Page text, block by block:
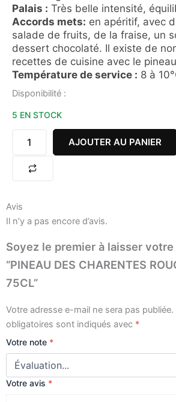
Palais : Très belle intensité,
Accords mets: en apéritif, avec
salade de fruits, de la fraise, un
dessert chocolaté. Il existe de
recettes de cuisine avec le
Température de service : 8 à
Disponibilité :
5 EN STOCK
quantité
PINEAU
CHARENTES
75CL
AJOUTER AU PANIER
Avis
Il n’y a pas encore d’avis.
Soyez le premier à laisser
“PINEAU DES CHARENTES
75CL”
Votre adresse e-mail ne sera pas publiée.
obligatoires sont indiqués avec *
Votre note *
Votre avis *